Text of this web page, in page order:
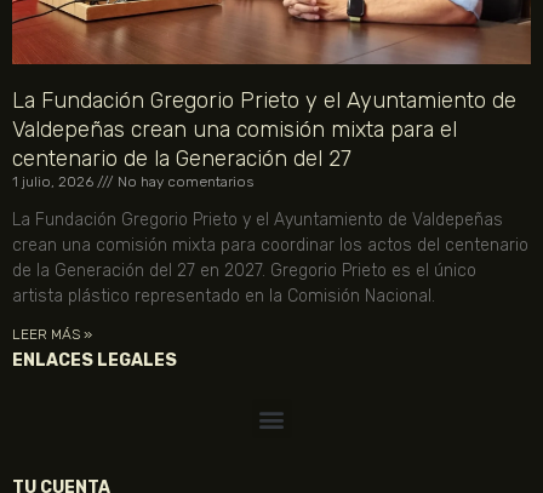
La Fundación Gregorio Prieto y el Ayuntamiento de
Valdepeñas crean una comisión mixta para el
centenario de la Generación del 27
1 julio, 2026 No hay comentarios
La Fundación Gregorio Prieto y el Ayuntamiento de Valdepeñas
crean una comisión mixta para coordinar los actos del centenario
de la Generación del 27 en 2027. Gregorio Prieto es el único
artista plástico representado en la Comisión Nacional.
LEER MÁS »
ENLACES LEGALES
TU CUENTA